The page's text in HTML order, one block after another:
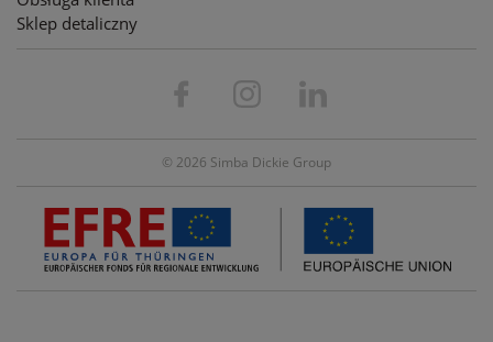
Sklep detaliczny
© 2026 Simba Dickie Group